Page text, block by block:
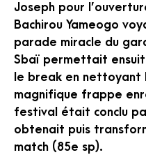
Joseph pour
Bachirou Yameogo
parade miracle du
Sbaï permettait
le break en nettoyant
magnifique frappe
festival était conclu
obtenait puis
match (85e sp).